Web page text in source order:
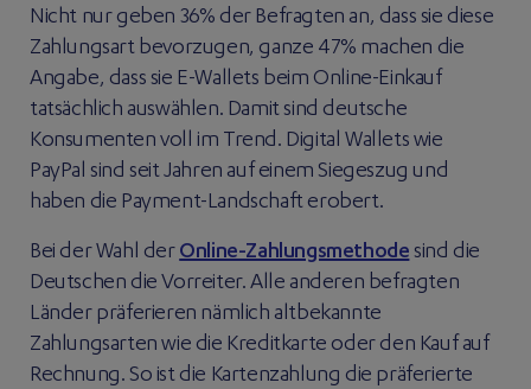
Nicht nur geben 36% der Befragten an, dass sie diese
Zahlungsart bevorzugen, ganze 47% machen die
Angabe, dass sie E-Wallets beim Online-Einkauf
tatsächlich auswählen. Damit sind deutsche
Konsumenten voll im Trend. Digital Wallets wie
PayPal sind seit Jahren auf einem Siegeszug und
haben die Payment-Landschaft erobert.
Bei der Wahl der Online-Zahlungsmethode sind die
Deutschen die Vorreiter. Alle anderen befragten
Länder präferieren nämlich altbekannte
Zahlungsarten wie die Kreditkarte oder den Kauf auf
Rechnung. So ist die Kartenzahlung die präferierte